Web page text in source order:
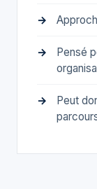
Pensé
Peut